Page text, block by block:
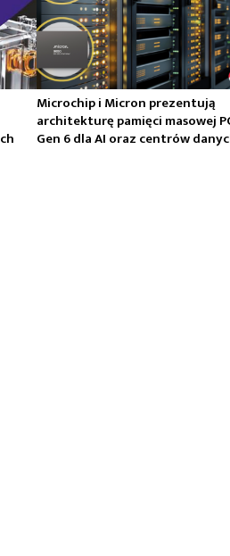
Microchip i Micron prezentują
architekturę pamięci masowej
Gen 6 dla AI oraz centrów